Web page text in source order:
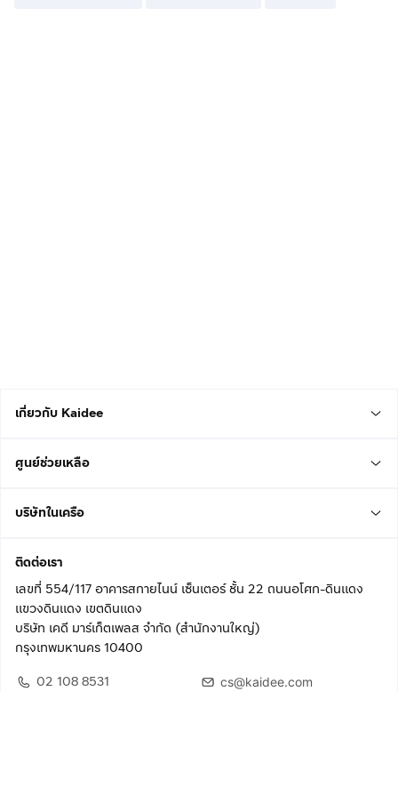
เกี่ยวกับ Kaidee
ศูนย์ช่วยเหลือ
บริษัทในเครือ
ติดต่อเรา
เลขที่ 554/117 อาคารสกายไนน์ เซ็นเตอร์ ชั้น 22 ถนนอโศก-ดินแดง
แขวงดินแดง เขตดินแดง
บริษัท เคดี มาร์เก็ตเพลส จำกัด (สำนักงานใหญ่)
กรุงเทพมหานคร 10400
02 108 8531
cs@kaidee.com